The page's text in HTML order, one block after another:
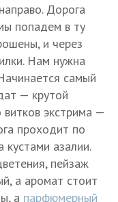
Дорога
попадем в ту
и через
Нам нужна
самый
— крутой
витков экстрима —
проходит по
кустами азалии.
пейзаж
а аромат стоит
а парфюмерный